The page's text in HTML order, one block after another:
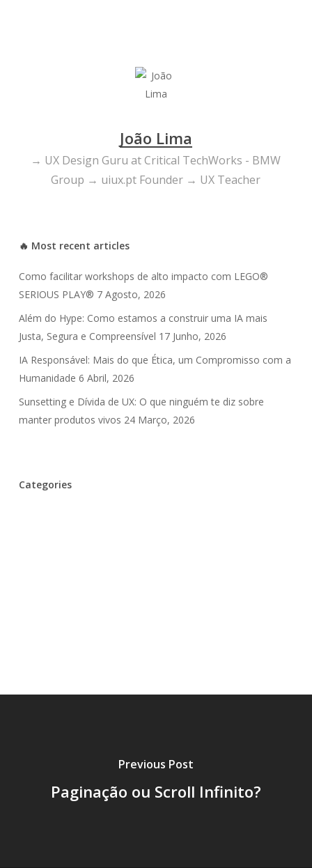
João Lima
→ UX Design Guru at Critical TechWorks - BMW
Group → uiux.pt Founder → UX Teacher
🔥 Most recent articles
Como facilitar workshops de alto impacto com LEGO®
SERIOUS PLAY® 7 Agosto, 2026
Além do Hype: Como estamos a construir uma IA mais
Justa, Segura e Compreensível 17 Junho, 2026
IA Responsável: Mais do que Ética, um Compromisso com a
Humanidade 6 Abril, 2026
Sunsetting e Dívida de UX: O que ninguém te diz sobre
manter produtos vivos 24 Março, 2026
Categories
Previous Post
Paginação ou Scroll Infinito?